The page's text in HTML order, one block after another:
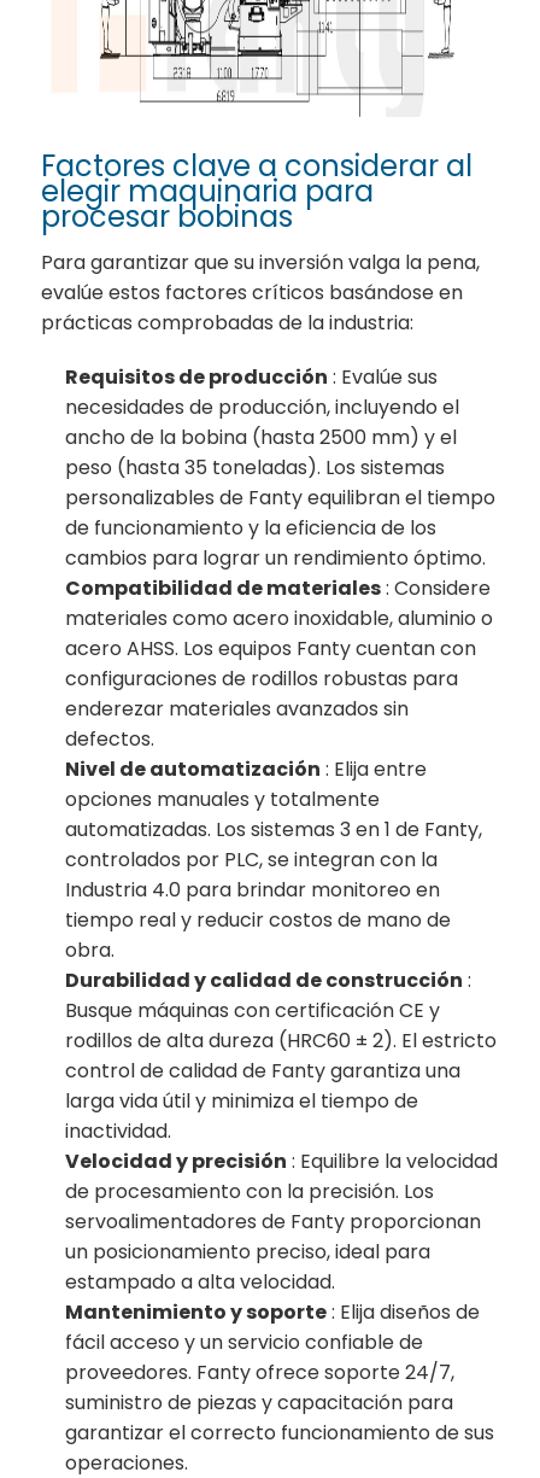
Factores clave a considerar al
elegir maquinaria para
procesar bobinas
Para garantizar que su inversión valga la pena,
evalúe estos factores críticos basándose en
prácticas comprobadas de la industria:
Requisitos de producción : Evalúe sus
necesidades de producción, incluyendo el
ancho de la bobina (hasta 2500 mm) y el
peso (hasta 35 toneladas). Los sistemas
personalizables de Fanty equilibran el tiempo
de funcionamiento y la eficiencia de los
cambios para lograr un rendimiento óptimo.
Compatibilidad de materiales: Considere
materiales como acero inoxidable, aluminio o
acero AHSS. Los equipos Fanty cuentan con
configuraciones de rodillos robustas para
enderezar materiales avanzados sin
defectos.
Nivel de automatización : Elija entre
opciones manuales y totalmente
automatizadas. Los sistemas 3 en 1 de Fanty,
controlados por PLC, se integran con la
Industria 4.0 para brindar monitoreo en
tiempo real y reducir costos de mano de
obra.
Durabilidad y calidad de construcción :
Busque máquinas con certificación CE y
rodillos de alta dureza (HRC60 ± 2). El estricto
control de calidad de Fanty garantiza una
larga vida útil y minimiza el tiempo de
inactividad.
Velocidad y precisión : Equilibre la velocidad
de procesamiento con la precisión. Los
servoalimentadores de Fanty proporcionan
un posicionamiento preciso, ideal para
estampado a alta velocidad.
Mantenimiento y soporte: Elija diseños de
fácil acceso y un servicio confiable de
proveedores. Fanty ofrece soporte 24/7,
suministro de piezas y capacitación para
garantizar el correcto funcionamiento de sus
operaciones.